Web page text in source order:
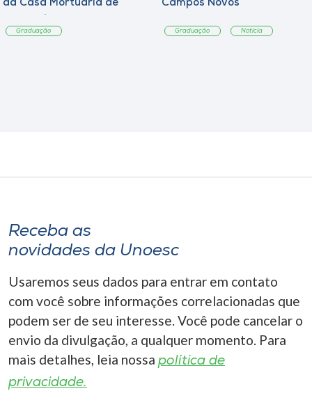
da Casa Mortuária de
Graduação
Campos Novos
Graduação Notícia
Receba as
novidades da Unoesc
Usaremos seus dados para entrar em contato
com você sobre informações correlacionadas que
podem ser de seu interesse. Você pode cancelar o
envio da divulgação, a qualquer momento. Para
mais detalhes, leia nossa política de
privacidade.